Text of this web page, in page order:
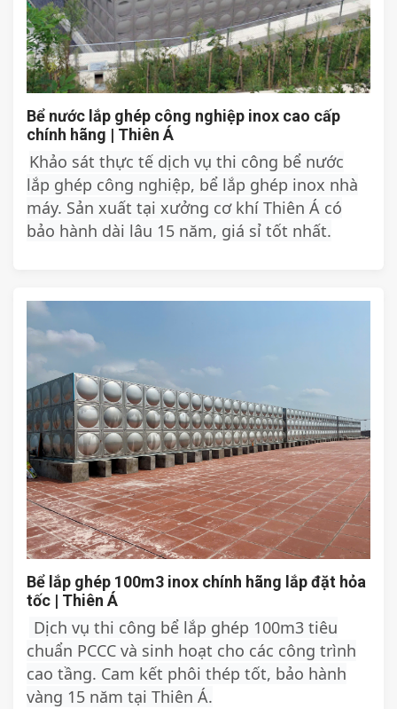
Bể nước lắp ghép công nghiệp inox cao cấp
chính hãng | Thiên Á
Khảo sát thực tế dịch vụ thi công bể nước
lắp ghép công nghiệp, bể lắp ghép inox nhà
máy. Sản xuất tại xưởng cơ khí Thiên Á có
bảo hành dài lâu 15 năm, giá sỉ tốt nhất.
Bể lắp ghép 100m3 inox chính hãng lắp đặt hỏa
tốc | Thiên Á
Dịch vụ thi công bể lắp ghép 100m3 tiêu
chuẩn PCCC và sinh hoạt cho các công trình
cao tầng. Cam kết phôi thép tốt, bảo hành
vàng 15 năm tại Thiên Á.